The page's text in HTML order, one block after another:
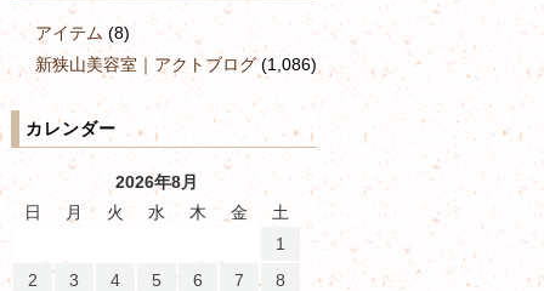
アイテム (8)
新狭山美容室｜アクトブログ(1,086)
カレンダー
2026年8月
日
月 火 水 木 金
土
1
2
3 4 5 6 7
8